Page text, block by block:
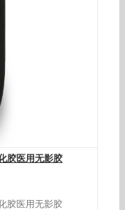
胶医用无影胶
胶医用无影胶